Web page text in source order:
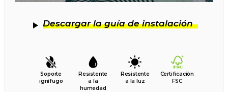
Descargar la guía de instalación
Soporte
ignífugo
Resistente
a la
humedad
Resistente
a la luz
Certificación
FSC